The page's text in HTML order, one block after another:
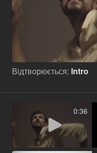
Відтворюється: Intro
0:36